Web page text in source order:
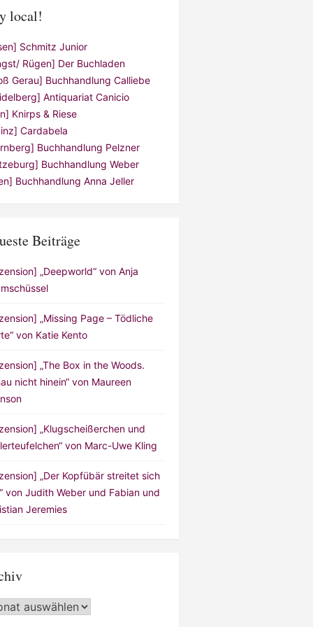
local!
Schmitz Junior
Rügen] Der Buchladen
Gerau] Buchhandlung Calliebe
Antiquariat Canicio
Knirps & Riese
Cardabela
Buchhandlung Pelzner
Buchhandlung Weber
Buchhandlung Anna Jeller
Beiträge
„Deepworld“ von Anja
„Missing Page – Tödliche
von Katie Kento
„The Box in the Woods.
nicht hinein“ von Maureen
„Klugscheißerchen und
von Marc-Uwe Kling
„Der Kopfübär streitet sich
von Judith Weber und Fabian und
Jeremies